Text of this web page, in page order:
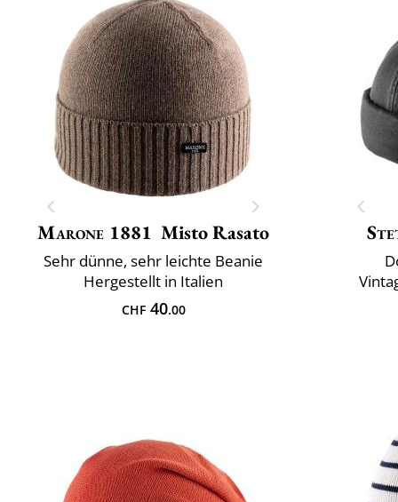
Marone 1881 Misto Rasato
Sehr dünne, sehr leichte Beanie
Hergestellt in Italien
CHF40.00